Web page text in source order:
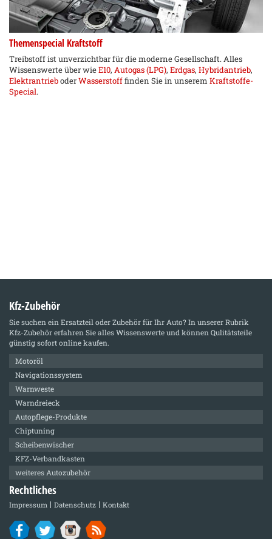
Themenspecial Kraftstoff
Treibstoff ist unverzichtbar für die moderne Gesellschaft. Alles
Wissenswerte über wieE10, Autogas (LPG), Erdgas, Hybridantrieb,
ElektrantrieboderWasserstofffinden Sie in unserem Kraftstoffe-
Special.
Kfz-Zubehör
Sie suchen ein Ersatzteil oder Zubehör für Ihr Auto? In unserer Rubrik
Kfz-Zubehörerfahren Sie alles Wissenswerte und können Qulitätsteile
günstig sofort online kaufen.
Motoröl
Navigationssystem
Warnweste
Warndreieck
Autopflege-Produkte
Chiptuning
Scheibenwischer
KFZ-Verbandkasten
weiteres Autozubehör
Rechtliches
Impressum Datenschutz Kontakt